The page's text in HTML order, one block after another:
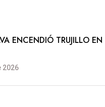
ENCENDIÓ TRUJILLO
2026